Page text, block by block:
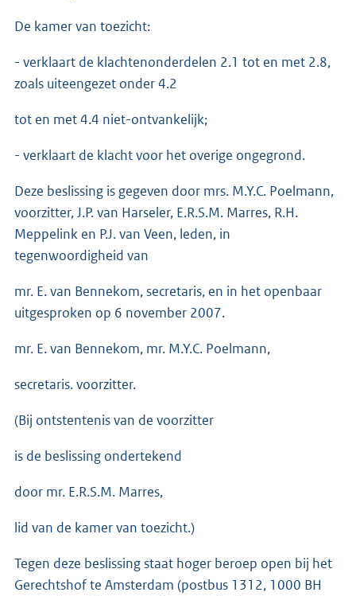
De kamer van toezicht:
- verklaart de klachtenonderdelen 2.1 tot en met 2.8,
zoals uiteengezet onder 4.2
tot en met 4.4 niet-ontvankelijk;
- verklaart de klacht voor het overige ongegrond.
Deze beslissing is gegeven door mrs. M.Y.C. Poelmann,
voorzitter, J.P. van Harseler, E.R.S.M. Marres, R.H.
Meppelink en P.J. van Veen, leden, in
tegenwoordigheid van
mr. E. van Bennekom, secretaris, en in het openbaar
uitgesproken op 6 november 2007.
mr. E. van Bennekom, mr. M.Y.C. Poelmann,
secretaris. voorzitter.
(Bij ontstentenis van de voorzitter
is de beslissing ondertekend
door mr. E.R.S.M. Marres,
lid van de kamer van toezicht.)
Tegen deze beslissing staat hoger beroep open bij het
Gerechtshof te Amsterdam (postbus 1312, 1000 BH